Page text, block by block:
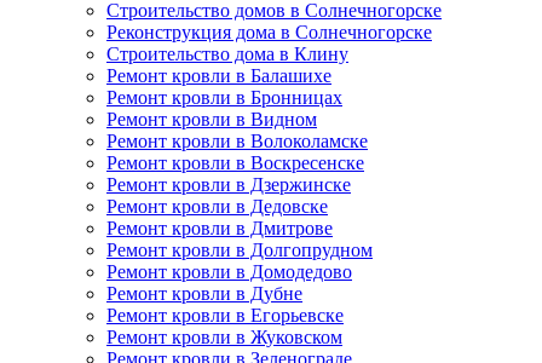
Строительство домов в Солнечногорске
Реконструкция дома в Солнечногорске
Строительство дома в Клину
Ремонт кровли в Балашихе
Ремонт кровли в Бронницах
Ремонт кровли в Видном
Ремонт кровли в Волоколамске
Ремонт кровли в Воскресенске
Ремонт кровли в Дзержинске
Ремонт кровли в Дедовске
Ремонт кровли в Дмитрове
Ремонт кровли в Долгопрудном
Ремонт кровли в Домодедово
Ремонт кровли в Дубне
Ремонт кровли в Егорьевске
Ремонт кровли в Жуковском
Ремонт кровли в Зеленограде